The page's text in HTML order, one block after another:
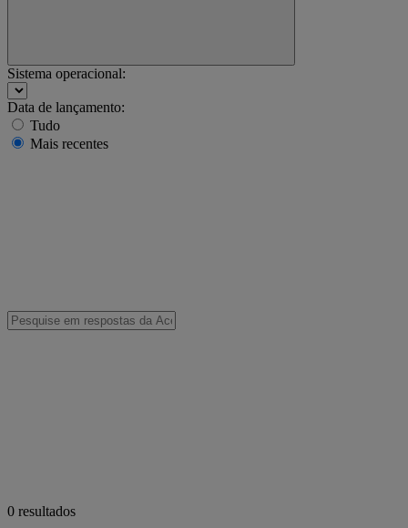
Sistema operacional:
Data de lançamento:
Tudo
Mais recentes
0 resultados